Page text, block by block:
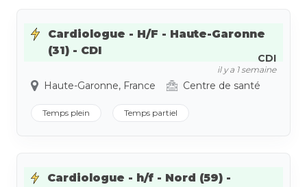
Cardiologue - H/F - Haute-Garonne
(31) - CDI
CDI
il y a 1 semaine
Haute-Garonne, France Centre de santé
Temps plein Temps partiel
Cardiologue - h/f - Nord (59) -